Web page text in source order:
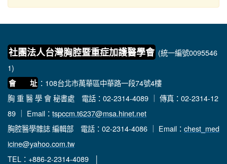
社團法人台灣胸腔暨重症加護醫學會 (統一編號0095546
1)
會 址 ：108台北市萬華區中華路一段74號4樓
胸 重 醫 學 會 秘書處 電話：02-2314-4089 ｜ 傳真：02-2314-12
89 ｜ Email： tspccm.t6237@msa.hinet.net
胸腔醫學雜誌 編輯部 電話：02-2314-4086 ｜ Email： chest_med
icine@yahoo.com.tw
TEL：+886-2-2314-4089 │